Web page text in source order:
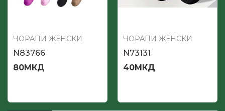
ЧОРАПИ ЖЕНСКИ
N83766
80МКД
ЧОРАПИ ЖЕНСКИ
N73131
40МКД